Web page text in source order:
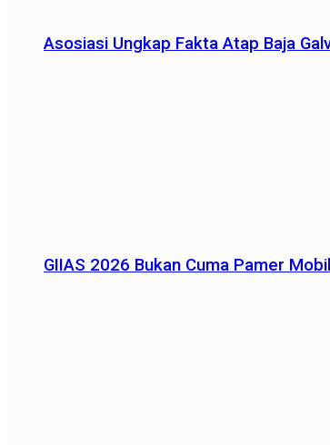
Asosiasi Ungkap Fakta Atap Baja
GIIAS 2026 Bukan Cuma Pamer